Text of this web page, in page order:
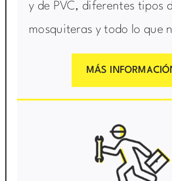
y de PVC, diferentes tipos
mosquiteras y todo lo que
MÁS